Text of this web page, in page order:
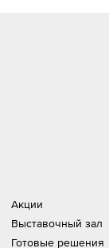
Акции
Выставочный зал
Готовые решения